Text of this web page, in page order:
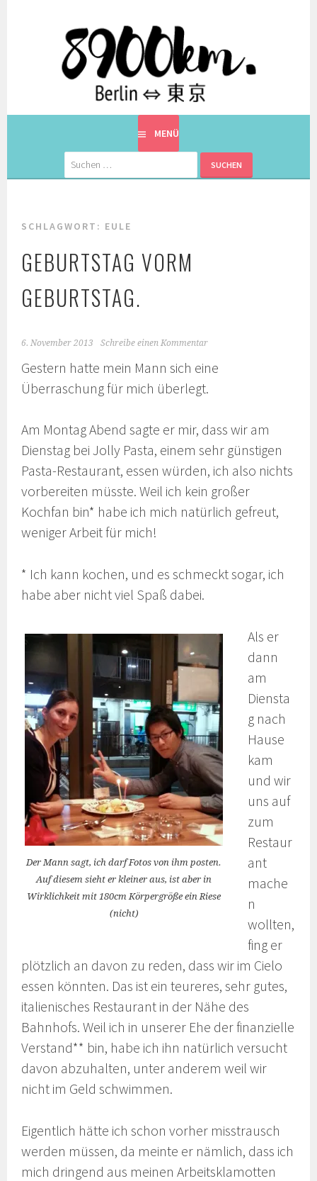
8900KM. BERLIN ⇔ 東京
EINE BERLINERIN IN JAPAN. MIT EINEM JAPANER.
MENÜ
Suchen
nach:
SCHLAGWORT: EULE
GEBURTSTAG VORM
GEBURTSTAG.
6. November 2013 Schreibe einen Kommentar
Gestern hatte mein Mann sich eine
Überraschung für mich überlegt.
Am Montag Abend sagte er mir, dass wir am
Dienstag bei Jolly Pasta, einem sehr günstigen
Pasta-Restaurant, essen würden, ich also nichts
vorbereiten müsste. Weil ich kein großer
Kochfan bin* habe ich mich natürlich gefreut,
weniger Arbeit für mich!
* Ich kann kochen, und es schmeckt sogar, ich
habe aber nicht viel Spaß dabei.
Der Mann sagt, ich darf Fotos von ihm posten.
Auf diesem sieht er kleiner aus, ist aber in
Wirklichkeit mit 180cm Körpergröße ein Riese
(nicht)
Als er
dann
am
Diensta
g nach
Hause
kam
und wir
uns auf
zum
Restaur
ant
mache
n
wollten,
fing er
plötzlich an davon zu reden, dass wir im Cielo
essen könnten. Das ist ein teureres, sehr gutes,
italienisches Restaurant in der Nähe des
Bahnhofs. Weil ich in unserer Ehe der finanzielle
Verstand** bin, habe ich ihn natürlich versucht
davon abzuhalten, unter anderem weil wir
nicht im Geld schwimmen.
Eigentlich hätte ich schon vorher misstrausch
werden müssen, da meinte er nämlich, dass ich
mich dringend aus meinen Arbeitsklamotten